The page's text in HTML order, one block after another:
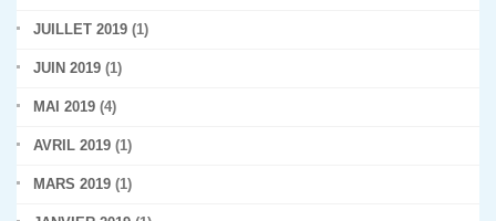
JUILLET 2019 (1)
JUIN 2019 (1)
MAI 2019 (4)
AVRIL 2019 (1)
MARS 2019 (1)